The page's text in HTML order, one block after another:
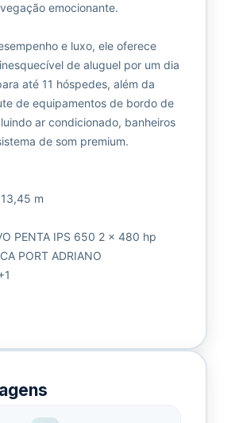
emocionante.
e luxo, ele oferece
de aluguel por um dia
até 11 hóspedes, além da
de equipamentos de bordo de
ar condicionado, banheiros
de som premium.
m
PENTA IPS 650 2 x 480 hp
PORT ADRIANO